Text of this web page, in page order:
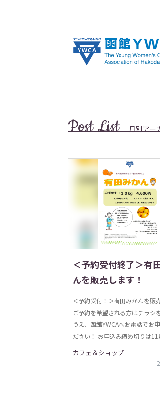
Post List 月別アー
＜予約受付終了＞有
んを販売します！
＜予約受付！＞有田みかんを販
ご予約を希望される方はチラシ
うえ、函館YWCAへお電話でお
ださい！ お申込み締め切りは11
カフェ＆ショップ